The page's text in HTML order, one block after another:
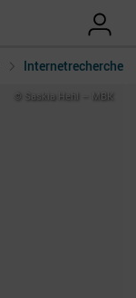
Internetrecherche
© Saskia Hehl – MBK